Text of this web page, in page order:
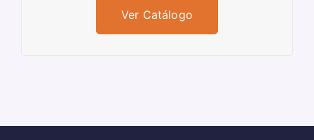
Ver Catálogo